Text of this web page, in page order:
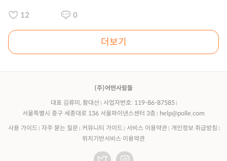
12 0
더보기
(주)어떤사람들
대표 김류미, 황대산
사업자번호: 119-86-87585
서울특별시 중구 세종대로 136 서울파이낸스센터 3층
help@polle.com
사용 가이드 자주 묻는 질문 커뮤니티 가이드 서비스 이용약관
개인정보 취급방침
위치기반서비스 이용약관